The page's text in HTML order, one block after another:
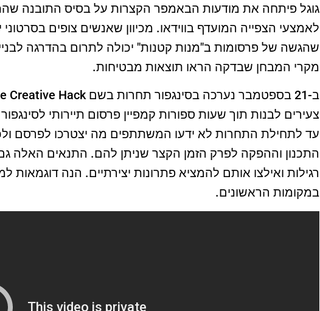
גוגל פיתחה את מודעות הבאמפר הקצרות על בסיס התובנה
לאמצעי הצפייה המועדף בווידאו. מכיוון שאנשים צופים
שהגשה של פרסומות ב"מנות קטנות" יכולה לתרום בהדרגה
מקרי המבחן שבדקה הראו תוצאות מבטיחות.
צעירים לבנות תוך שעות ספורות קמפיין פרסום תיירותי
עד לתחילת התחרות לא ידעו המשתתפים מה יצטרכו לפרסם
התכנון וההפקה לפרק הזמן הקצר שניתן להם. התנאים האלה
רגילות ואילצו אותם להמציא פתרונות יצירתיים. הנה דוגמאות
במקומות הראשונים.